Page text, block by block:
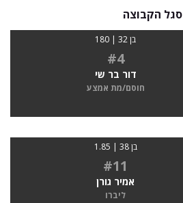
הקבוצה
בן 32 | 180
#4
דור בר שי
חוסם/מת אמצע
בן 38 | 1.85
#11
אמיר גורן
ליברו